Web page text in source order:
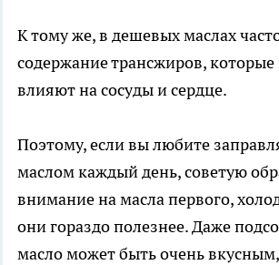
К тому же, в дешевых маслах
содержание трансжиров, которые
влияют на сосуды и сердце.
Поэтому, если вы любите
маслом каждый день, советую
внимание на масла первого,
они гораздо полезнее. Даже
масло может быть очень вкусным,